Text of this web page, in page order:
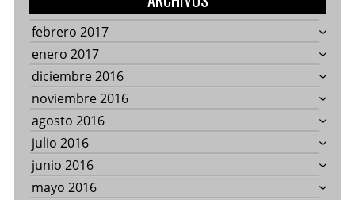
febrero 2017
enero 2017
diciembre 2016
noviembre 2016
agosto 2016
julio 2016
junio 2016
mayo 2016